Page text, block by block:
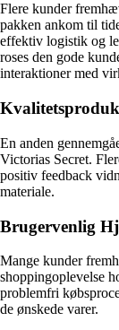
Flere kunder
pakken ankom til
effektiv logistik og
roses den gode
interaktioner med
En anden
Victorias Secret.
positiv feedback
materiale.
Brugervenlig
Mange kunder
shoppingoplevelse
problemfri
de ønskede varer.